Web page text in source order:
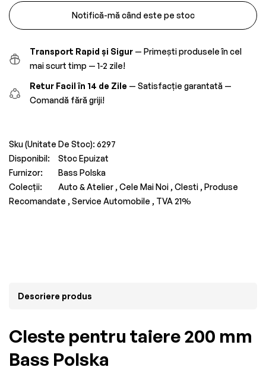
Notifică-mă când este pe stoc
Transport Rapid și Sigur — Primești produsele în cel
mai scurt timp — 1-2 zile!
Retur Facil în 14 de Zile — Satisfacție garantată —
Comandă fără griji!
Sku (Unitate De Stoc): 6297
Disponibil:
Stoc Epuizat
Furnizor:
Bass Polska
Colecții:
Auto & Atelier , Cele Mai Noi , Clesti , Produse
Recomandate , Service Automobile , TVA 21%
Descriere produs
Cleste pentru taiere 200 mm
Bass Polska